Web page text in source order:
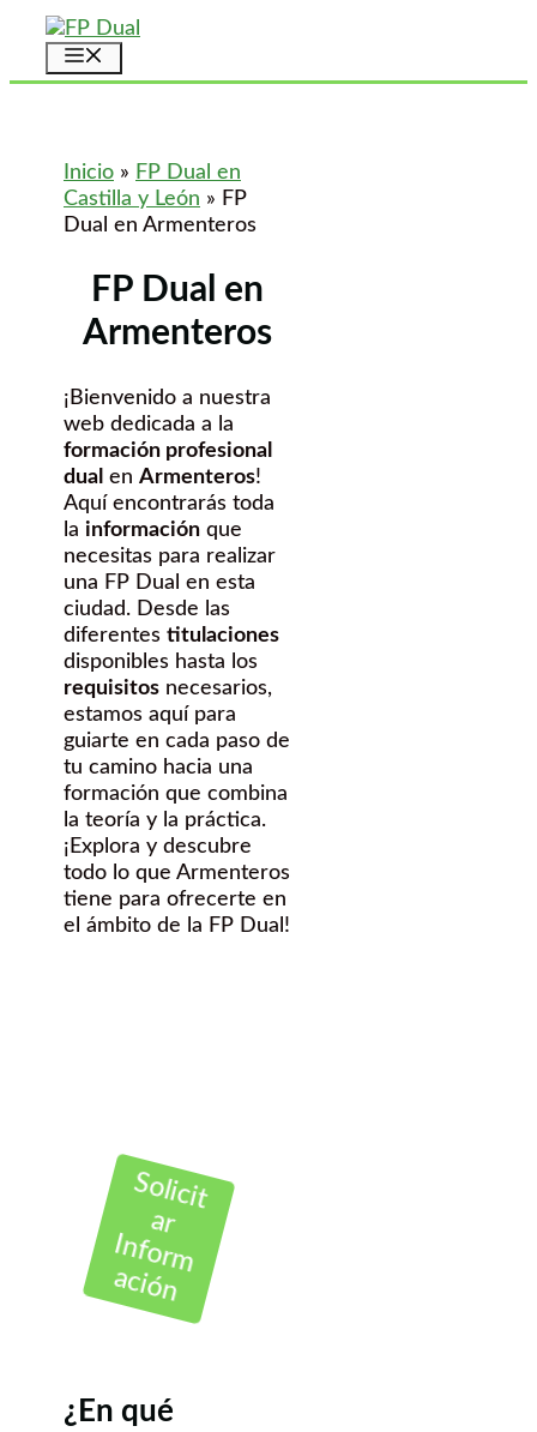
Saltar
contenido
Inicio » FP Dual en
Castilla y León » FP
Dual en Armenteros
FP Dual en
Armenteros
¡Bienvenido a nuestra
web dedicada a la
formación profesional
dual en Armenteros!
Aquí encontrarás toda
la información que
necesitas para realizar
una FP Dual en esta
ciudad. Desde las
diferentes titulaciones
disponibles hasta los
requisitos necesarios,
estamos aquí para
guiarte en cada paso de
tu camino hacia una
formación que combina
la teoría y la práctica.
¡Explora y descubre
todo lo que Armenteros
tiene para ofrecerte en
el ámbito de la FP Dual!
Solicit
ar
Inform
ación
¿En qué